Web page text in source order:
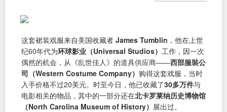
这套裙装戏服来自美国收藏者 James Tumblin ，他在上世
纪60年代为环球影业（Universal Studios） 工作，因一次
偶然的机会，从《乱世佳人》的道具供应商——西部服裝公
司（Western Costume Company） 购得这套戏服，当时
入手价格不过20美元。时至今日，他已收藏了30多万件与
电影相关的物品，其中的一部分还在北卡罗莱纳历史博物馆
（North Carolina Museum of History） 展出过。